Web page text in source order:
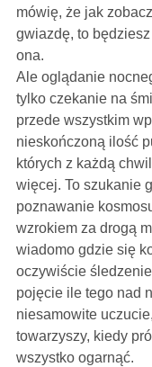
mówię, że jak
gwiazdę, to będziesz
ona.
Ale oglądanie
tylko czekanie na
przede wszystkim
nieskończoną ilość
których z każdą
więcej. To szukanie
poznawanie
wzrokiem za drogą
wiadomo gdzie się
oczywiście
pojęcie ile tego nad
niesamowite
towarzyszy, kiedy
wszystko ogarnąć.